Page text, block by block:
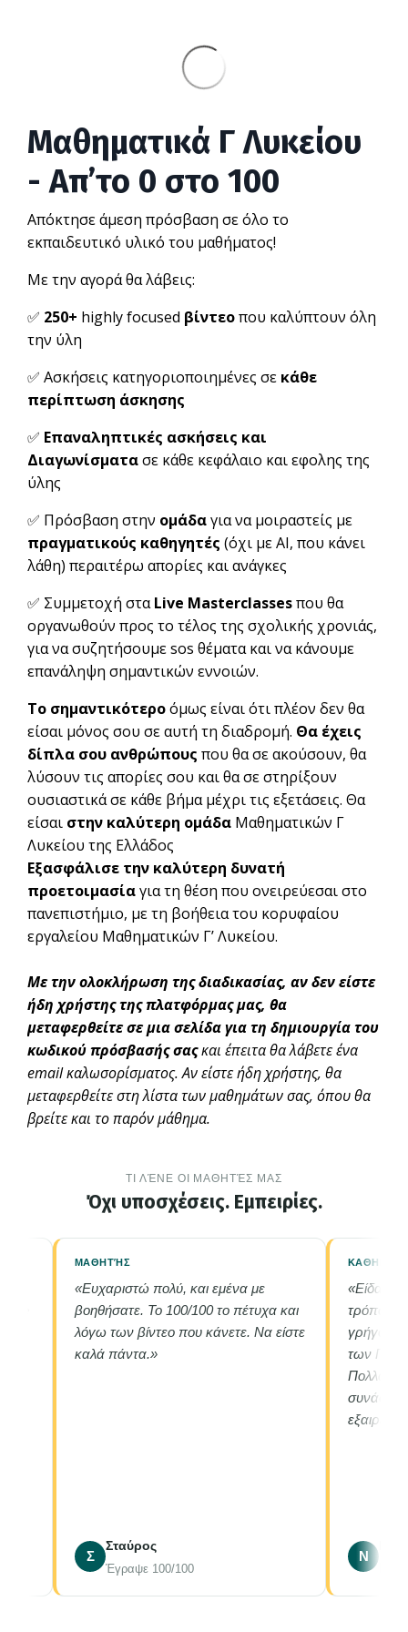
Μαθηματικά Γ Λυκείου
- Απ’το 0 στο 100
Απόκτησε άμεση πρόσβαση σε όλο το
εκπαιδευτικό υλικό του μαθήματος!
Με την αγορά θα λάβεις:
✅ 250+ highly focused βίντεοπου καλύπτουν όλη
την ύλη
✅ Ασκήσεις κατηγοριοποιημένες σε κάθε
περίπτωση άσκησης
✅ Επαναληπτικές ασκήσεις και
Διαγωνίσματασε κάθε κεφάλαιο και εφολης της
ύλης
✅ Πρόσβαση στην ομάδαγια να μοιραστείς με
πραγματικούς καθηγητές (όχι με AI, που κάνει
λάθη) περαιτέρω απορίες και ανάγκες
✅ Συμμετοχή σταLive Masterclassesπου θα
οργανωθούν προς το τέλος της σχολικής χρονιάς,
για να συζητήσουμε sos θέματα και να κάνουμε
επανάληψη σημαντικών εννοιών.
Το σημαντικότεροόμως είναι ότι πλέον δεν θα
είσαι μόνος σου σε αυτή τη διαδρομή. Θα έχεις
δίπλα σου ανθρώπους που θα σε ακούσουν, θα
λύσουν τις απορίες σου και θα σε στηρίξουν
ουσιαστικά σε κάθε βήμα μέχρι τις εξετάσεις. Θα
είσαι στην καλύτερη ομάδα Μαθηματικών Γ
Λυκείου της Ελλάδος
Εξασφάλισε την καλύτερη δυνατή
προετοιμασίαγια τη θέση που ονειρεύεσαι στο
πανεπιστήμιο, με τη βοήθεια του κορυφαίου
εργαλείου Μαθηματικών Γ’ Λυκείου.
Με την ολοκλήρωση της διαδικασίας, αν δεν είστε
ήδη χρήστης της πλατφόρμας μας, θα
μεταφερθείτε σε μια σελίδα για τη δημιουργία του
κωδικού πρόσβασής σαςκαι έπειτα θα λάβετε ένα
email καλωσορίσματος. Αν είστε ήδη χρήστης, θα
μεταφερθείτε στη λίστα των μαθημάτων σας, όπου θα
βρείτε και το παρόν μάθημα.
ΤΙ ΛΈΝΕ ΟΙ ΜΑΘΗΤΈΣ ΜΑΣ
Όχι υποσχέσεις. Εμπειρίες.
ΜΑΘΗΤΉΣ
«Ευχαριστώ πολύ, και εμένα με
βοηθήσατε. Το 100/100 το πέτυχα και
λόγω των βίντεο που κάνετε. Να είστε
καλά πάντα.»
Σ
Σταύρος
Έγραψε 100/100
«Είδα
τρόπος
γρήγορα
των
Πολλά
Ν